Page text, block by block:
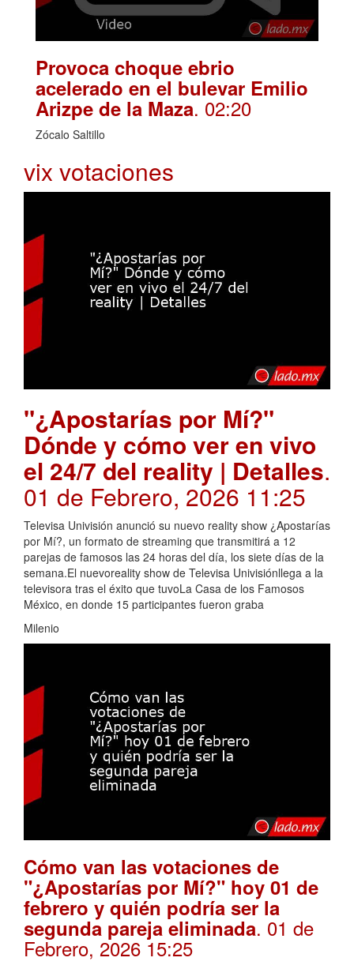
Provoca choque ebrio
acelerado en el bulevar Emilio
Arizpe de la Maza. 02:20
Zócalo Saltillo
vix votaciones
"¿Apostarías por Mí?"
Dónde y cómo ver en vivo
el 24/7 del reality | Detalles.
01 de Febrero, 2026 11:25
Televisa Univisión anunció su nuevo reality show ¿Apostarías
por Mí?, un formato de streaming que transmitirá a 12
parejas de famosos las 24 horas del día, los siete días de la
semana.El nuevoreality show de Televisa Univisiónllega a la
televisora tras el éxito que tuvoLa Casa de los Famosos
México, en donde 15 participantes fueron graba
Milenio
Cómo van las votaciones de
"¿Apostarías por Mí?" hoy 01 de
febrero y quién podría ser la
segunda pareja eliminada. 01 de
Febrero, 2026 15:25